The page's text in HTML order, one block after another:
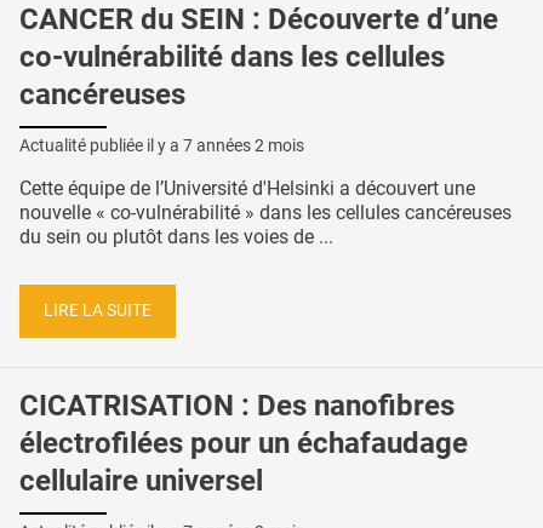
CANCER du SEIN : Découverte d’une
co-vulnérabilité dans les cellules
cancéreuses
Actualité publiée il y a 7 années 2 mois
Cette équipe de l’Université d'Helsinki a découvert une
nouvelle « co-vulnérabilité » dans les cellules cancéreuses
du sein ou plutôt dans les voies de ...
LIRE LA SUITE
CICATRISATION : Des nanofibres
électrofilées pour un échafaudage
cellulaire universel